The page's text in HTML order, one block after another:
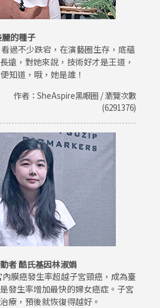
的種子
過不少跌宕，在演藝圈生存，底蘊
遠，對她來說，技術好才是王道，
知道，哦，她是誰！
作者：SheAspire黑眼圈 / 瀏覽次數
(6291376)
者 酷氏基因林淑娟
膜癌發生率超越子宮頸癌，成為臺
發生率增加最快的婦女癌症。子宮
療，預後就恢復得越好。